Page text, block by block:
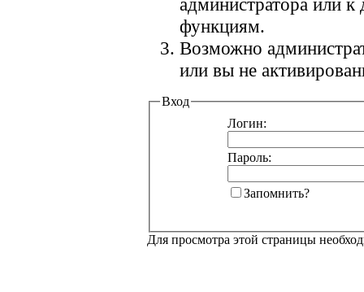
функциям.
Возможно
или вы не
Вход
Логин:
Пароль:
Запомнить?
Для просмотра этой страницы